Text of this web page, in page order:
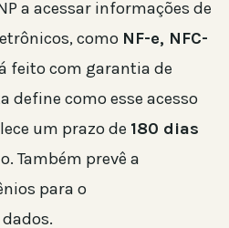
a acessar informações de
como NF-e, NFC-
feito com garantia de
define como esse acesso
um prazo de 180 dias
Também prevê a
para o